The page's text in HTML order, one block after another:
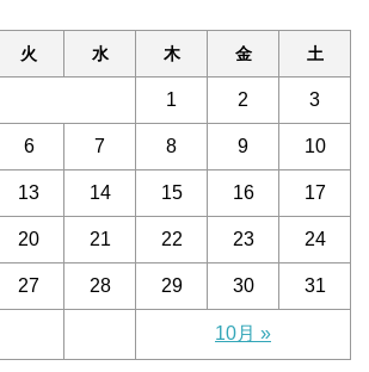
火 水 木 金 土
10月 »
1 2 3
6 7 8 9 10
13 14 15 16 17
20 21 22 23 24
27 28 29 30 31